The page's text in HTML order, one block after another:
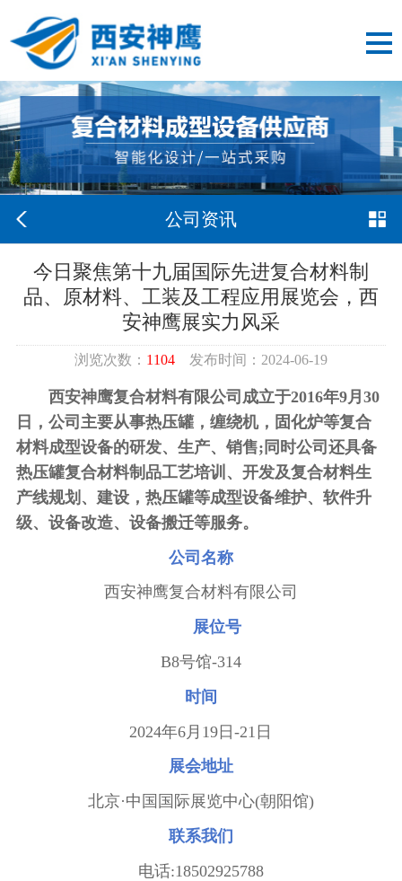
公司资讯
今日聚焦第十九届国际先进复合材料制
品、原材料、工装及工程应用展览会，西
安神鹰展实力风采
浏览次数： 1104发布时间：2024-06-19
西安神鹰复合材料有限公司成立于2016年9月 30
日，公司主要从事热压罐，缠绕机，固化炉等复合
材料成型设备的研发、生产、销售; 同时公司还具备
热压罐复合材料制品工艺培训、开发及复合材料生
产线规划、建设，热压罐等成型设备维护、软件升
级、设备改造、设备搬迁等服务。
公司名称
西安神鹰复合材料有限公司
展位号
B8号馆-314
时间
2024年6 月 19日-21 日
展会地址
北京·中国国际展览中心(朝阳馆)
联系我们
电话:18502925788